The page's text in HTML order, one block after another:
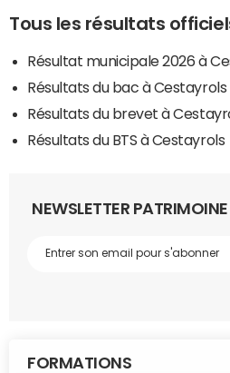
Tous les résultats
Résultat municipale 2026 à
Résultats du bac à Cestayrols
Résultats du brevet à
Résultats du BTS à Cestayrols
NEWSLETTER PATRIMOINE
FORMATIONS